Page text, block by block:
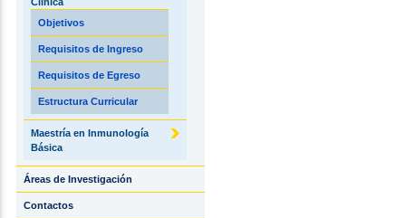
Objetivos
Requisitos de Ingreso
Requisitos de Egreso
Estructura Curricular
Maestría en Inmunología
Básica
Áreas de Investigación
Contactos